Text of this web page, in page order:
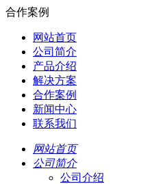
合作案例
网站首页
公司简介
产品介绍
解决方案
合作案例
新闻中心
联系我们
网站首页
公司简介
公司介绍